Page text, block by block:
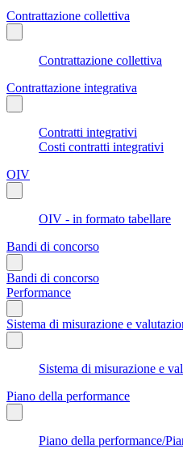
Contrattazione collettiva
Contrattazione collettiva
Contrattazione integrativa
Contratti integrativi
Costi contratti integrativi
OIV
OIV - in formato tabellare
Bandi di concorso
Bandi di concorso
Performance
Sistema di misurazione e
Sistema di misurazione e
Piano della performance
Piano della performance/